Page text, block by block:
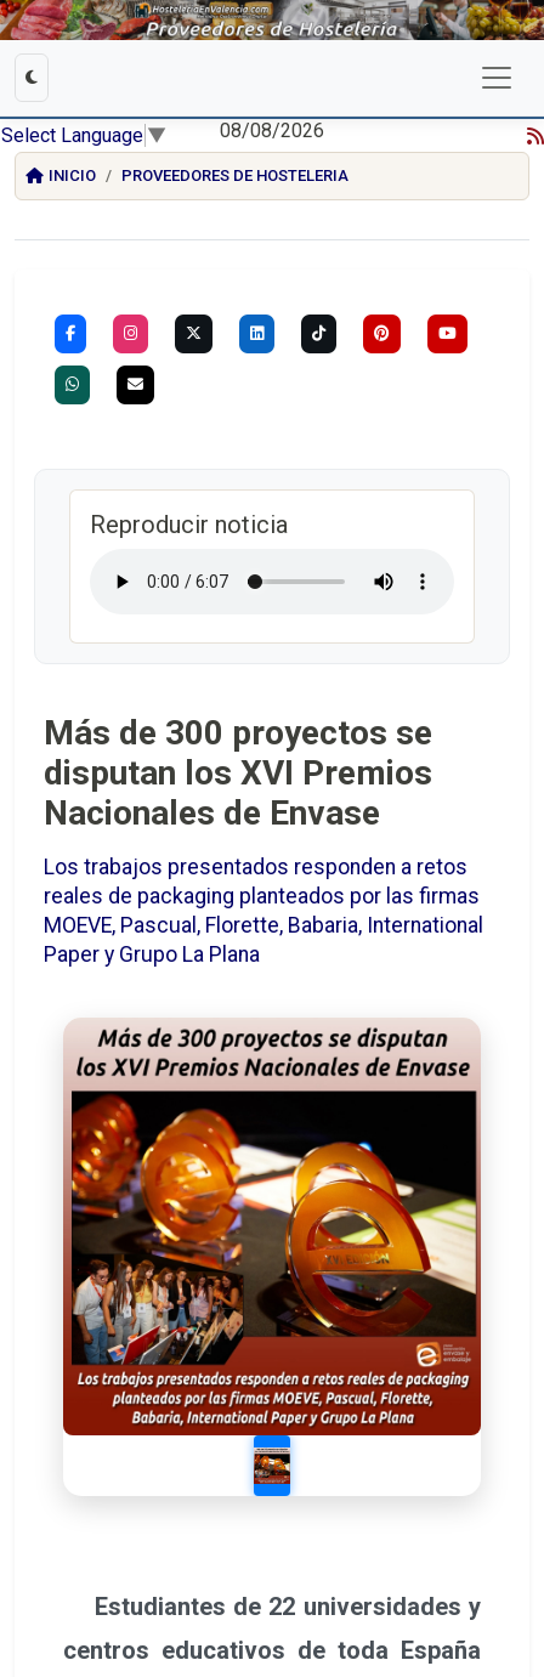
Select Language ▼ 08/08/2026
INICIO PROVEEDORES DE HOSTELERIA
Reproducir noticia
Más de 300 proyectos se
disputan los XVI Premios
Nacionales de Envase
Los trabajos presentados responden a retos
reales de packaging planteados por las firmas
MOEVE, Pascual, Florette, Babaria, International
Paper y Grupo La Plana
Estudiantes de 22 universidades y
centros educativos de toda España